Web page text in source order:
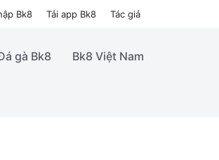
Bk8 Tải app Bk8 Tác giả
gà Bk8 Bk8 Việt Nam